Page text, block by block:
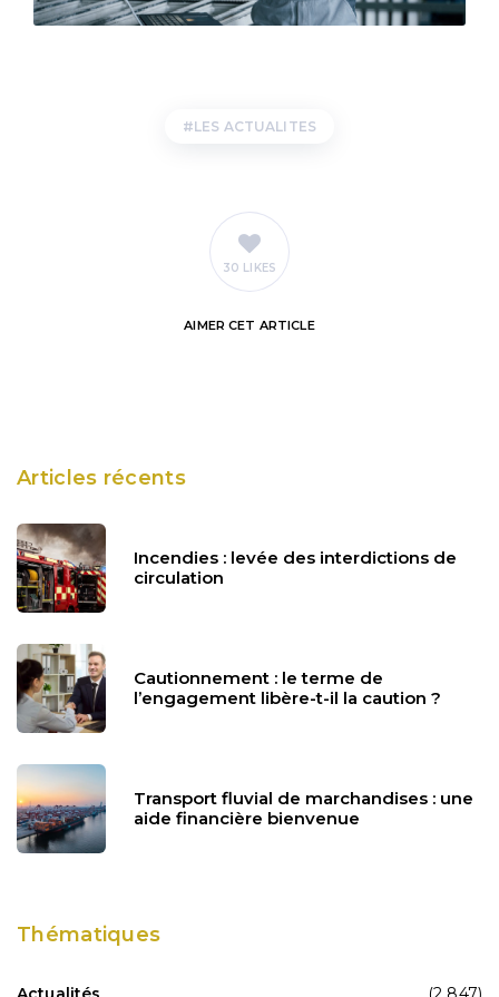
LES ACTUALITES
30 LIKES
AIMER CET ARTICLE
Articles récents
Incendies : levée des interdictions de
circulation
Cautionnement : le terme de
l’engagement libère-t-il la caution ?
Transport fluvial de marchandises : une
aide financière bienvenue
Thématiques